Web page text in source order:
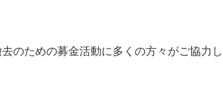
のための募金活動に多くの方々がご協力